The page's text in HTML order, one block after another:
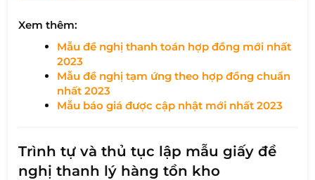
Xem thêm:
Mẫu đề nghị thanh toán hợp đồng mới nhất
2023
Mẫu đề nghị tạm ứng theo hợp đồng chuẩn
nhất 2023
Mẫu báo giá được cập nhật mới nhất 2023
Trình tự và thủ tục lập mẫu giấy đề
nghị thanh lý hàng tồn kho